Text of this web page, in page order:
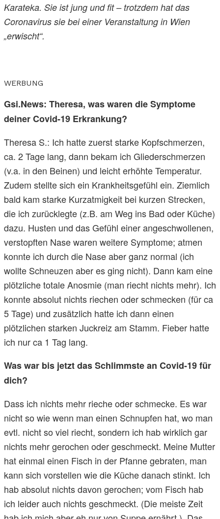
Karateka. Sie ist jung und fit – trotzdem hat das
Coronavirus sie bei einer Veranstaltung in Wien
„erwischt“.
WERBUNG
Gsi.News: Theresa, was waren die Symptome
deiner Covid-19 Erkrankung?
Theresa S.: Ich hatte zuerst starke Kopfschmerzen,
ca. 2 Tage lang, dann bekam ich Gliederschmerzen
(v.a. in den Beinen) und leicht erhöhte Temperatur.
Zudem stellte sich ein Krankheitsgefühl ein. Ziemlich
bald kam starke Kurzatmigkeit bei kurzen Strecken,
die ich zurücklegte (z.B. am Weg ins Bad oder Küche)
dazu. Husten und das Gefühl einer angeschwollenen,
verstopften Nase waren weitere Symptome; atmen
konnte ich durch die Nase aber ganz normal (ich
wollte Schneuzen aber es ging nicht). Dann kam eine
plötzliche totale Anosmie (man riecht nichts mehr). Ich
konnte absolut nichts riechen oder schmecken (für ca
5 Tage) und zusätzlich hatte ich dann einen
plötzlichen starken Juckreiz am Stamm. Fieber hatte
ich nur ca 1 Tag lang.
Was war bis jetzt das Schlimmste an Covid-19 für
dich?
Dass ich nichts mehr rieche oder schmecke. Es war
nicht so wie wenn man einen Schnupfen hat, wo man
evtl. nicht so viel riecht, sondern ich hab wirklich gar
nichts mehr gerochen oder geschmeckt. Meine Mutter
hat einmal einen Fisch in der Pfanne gebraten, man
kann sich vorstellen wie die Küche danach stinkt. Ich
hab absolut nichts davon gerochen; vom Fisch hab
ich leider auch nichts geschmeckt. (Die meiste Zeit